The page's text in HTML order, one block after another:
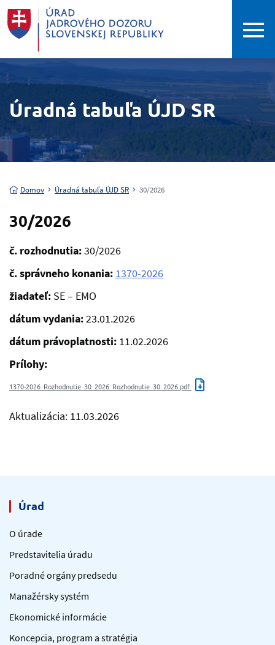
Úradná tabuľa ÚJD SR
Domov Úradná tabuľa ÚJD SR 30/2026
30/2026
č. rozhodnutia:30/2026
č. správneho konania: 1370-2026
žiadateľ: SE – EMO
dátum vydania:23.01.2026
dátum právoplatnosti: 11.02.2026
Prílohy:
1370-2026_Rozhodnutie_30_2026_Rozhodnutie_30_2026.pdf
Aktualizácia: 11.03.2026
Úrad
O úrade
Predstavitelia úradu
Poradné orgány predsedu
Manažérsky systém
Ekonomické informácie
Koncepcia, program a stratégia